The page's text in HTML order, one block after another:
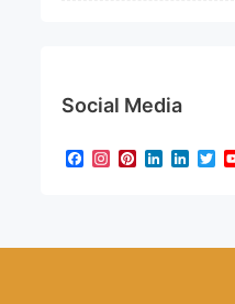
Social Media
Facebook
Instagram
Pinterest
LinkedIn